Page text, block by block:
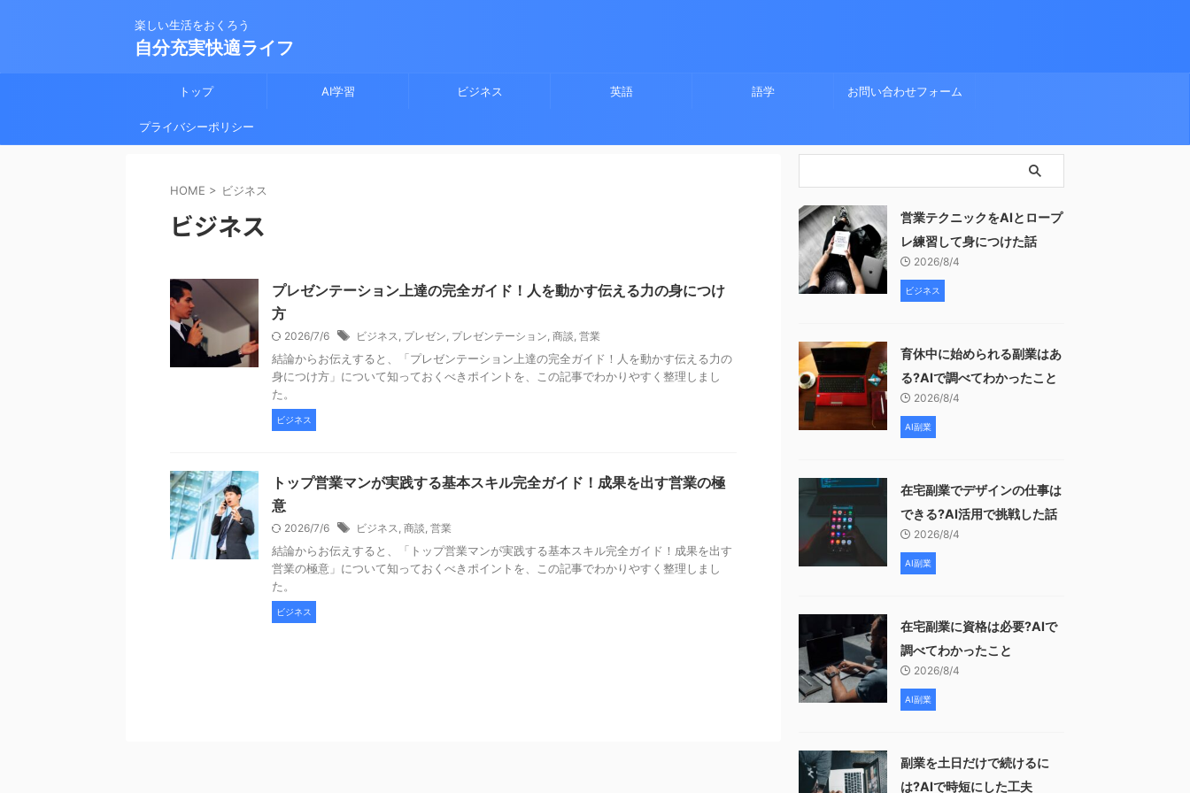
楽しい生活をおくろう
自分充実快適ライフ
トップ AI学習 ビジネス 英語 語学 お問い合わせフォーム
プライバシーポリシー
HOME > ビジネス
ビジネス
プレゼンテーション上達の完全ガイド！人を動かす伝える力の身につけ
方
2026/7/6 ビジネス, プレゼン, プレゼンテーション, 商談, 営業
結論からお伝えすると、「プレゼンテーション上達の完全ガイド！人を動かす伝える力の
身につけ方」について知っておくべきポイントを、この記事でわかりやすく整理しまし
た。
ビジネス
トップ営業マンが実践する基本スキル完全ガイド！成果を出す営業の極
意
2026/7/6 ビジネス, 商談, 営業
結論からお伝えすると、「トップ営業マンが実践する基本スキル完全ガイド！成果を出す
営業の極意」について知っておくべきポイントを、この記事でわかりやすく整理しまし
た。
ビジネス
営業テクニックをAIとロープ
レ練習して身につけた話
2026/8/4
ビジネス
育休中に始められる副業はあ
る?AIで調べてわかったこと
2026/8/4
AI副業
在宅副業でデザインの仕事は
できる?AI活用で挑戦した話
2026/8/4
AI副業
在宅副業に資格は必要?AIで
調べてわかったこと
2026/8/4
AI副業
副業を土日だけで続けるに
は?AIで時短にした工夫